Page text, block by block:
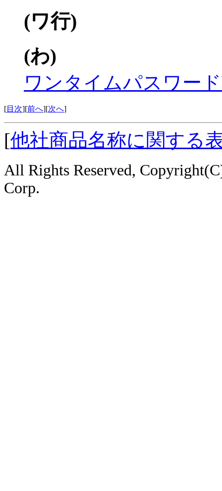
(ワ行)
(わ)
ワンタイムパスワー
[目次][前へ][次へ]
[他社商品名称に関する
All Rights Reserved,
Corp.